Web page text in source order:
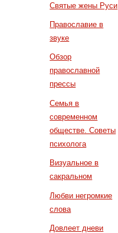
Святые жены Руси
Православие в
звуке
Обзор
православной
прессы
Семья в
современном
обществе. Советы
психолога
Визуальное в
сакральном
Любви негромкие
слова
Довлеет дневи